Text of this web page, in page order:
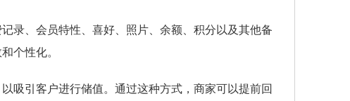
录、会员特性、喜好、照片、余额、积分以及其他备
个性化。
吸引客户进行储值。通过这种方式，商家可以提前回